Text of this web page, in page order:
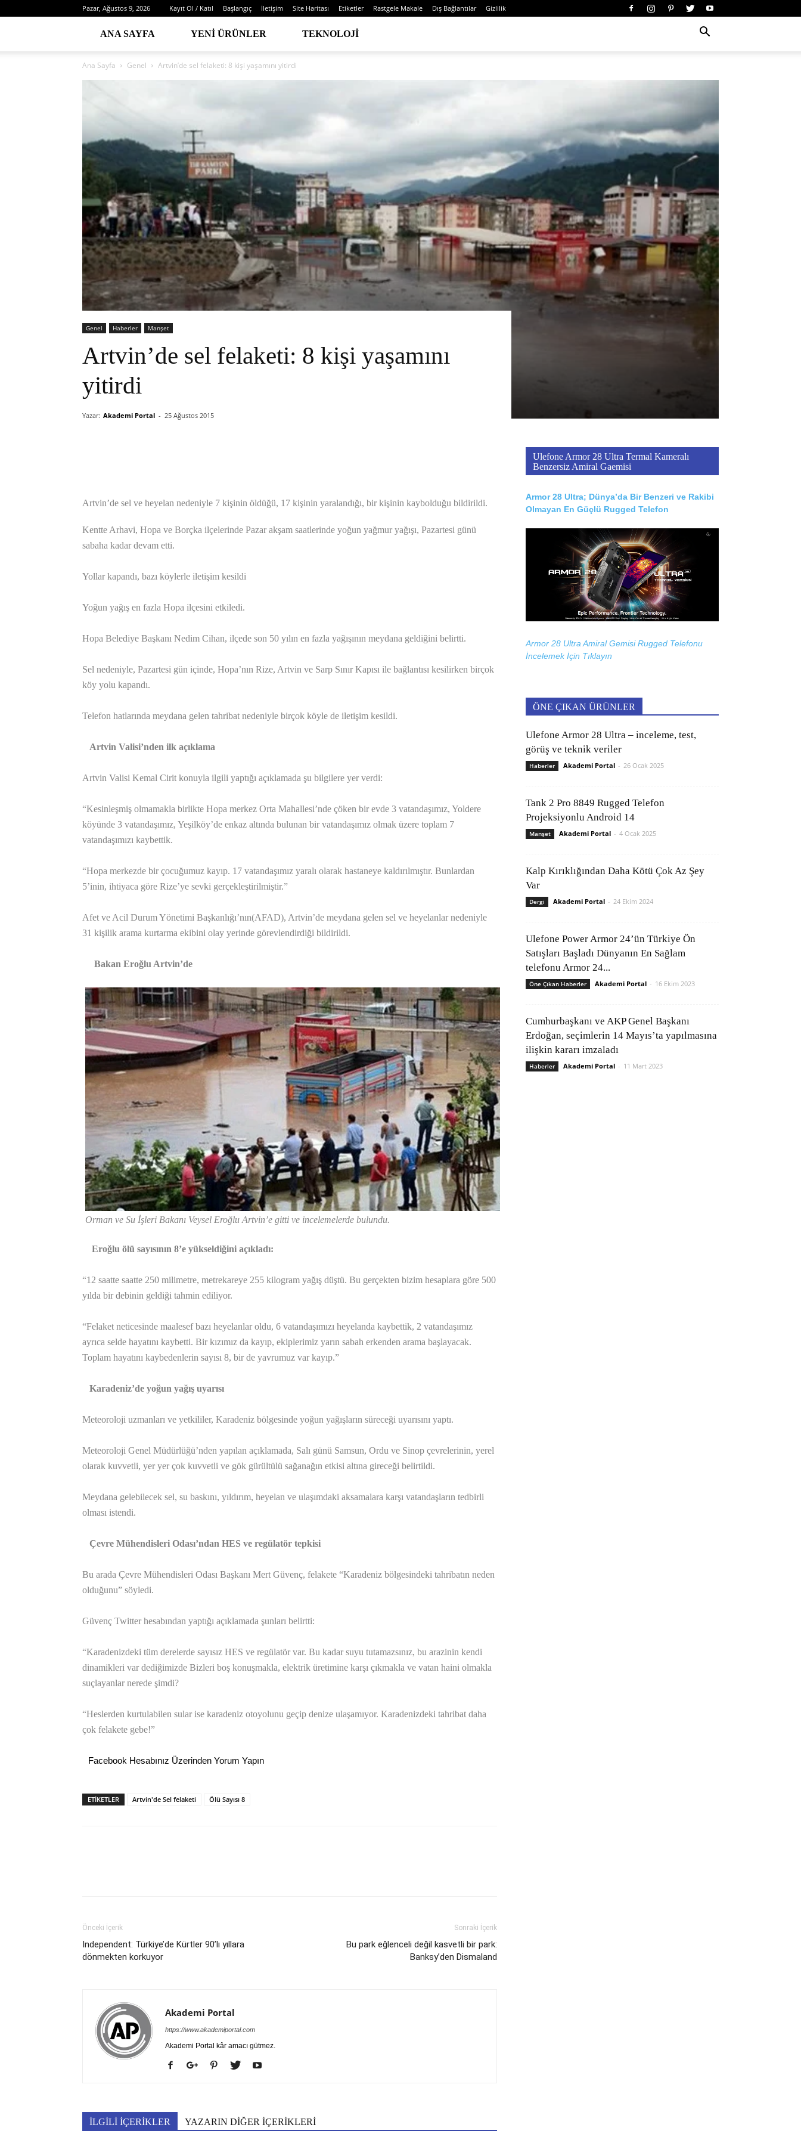
Pazar, Ağustos 9, 2026 Kayıt Ol / Katıl Başlangıç İletişim Site Haritası Etiketler Rastgele Makale Dış Bağlantılar Gizlilik
ANA SAYFA YENI ÜRÜNLER TEKNOLOJI
Ana Sayfa Genel Artvin’de sel felaketi: 8 kişi yaşamını yitirdi
Genel Haberler Manşet
Artvin’de sel felaketi: 8 kişi yaşamını
yitirdi
Yazar: Akademi Portal - 25 Ağustos 2015
Artvin’de sel ve heyelan nedeniyle 7 kişinin öldüğü, 17 kişinin yaralandığı, bir kişinin kaybolduğu bildirildi.
Kentte Arhavi, Hopa ve Borçka ilçelerinde Pazar akşam saatlerinde yoğun yağmur yağışı, Pazartesi günü
sabaha kadar devam etti.
Yollar kapandı, bazı köylerle iletişim kesildi
Yoğun yağış en fazla Hopa ilçesini etkiledi.
Hopa Belediye Başkanı Nedim Cihan, ilçede son 50 yılın en fazla yağışının meydana geldiğini belirtti.
Sel nedeniyle, Pazartesi gün içinde, Hopa’nın Rize, Artvin ve Sarp Sınır Kapısı ile bağlantısı kesilirken birçok
köy yolu kapandı.
Telefon hatlarında meydana gelen tahribat nedeniyle birçok köyle de iletişim kesildi.
Artvin Valisi’nden ilk açıklama
Artvin Valisi Kemal Cirit konuyla ilgili yaptığı açıklamada şu bilgilere yer verdi:
“Kesinleşmiş olmamakla birlikte Hopa merkez Orta Mahallesi’nde çöken bir evde 3 vatandaşımız, Yoldere
köyünde 3 vatandaşımız, Yeşilköy’de enkaz altında bulunan bir vatandaşımız olmak üzere toplam 7
vatandaşımızı kaybettik.
“Hopa merkezde bir çocuğumuz kayıp. 17 vatandaşımız yaralı olarak hastaneye kaldırılmıştır. Bunlardan
5’inin, ihtiyaca göre Rize’ye sevki gerçekleştirilmiştir.”
Afet ve Acil Durum Yönetimi Başkanlığı’nın(AFAD), Artvin’de meydana gelen sel ve heyelanlar nedeniyle
31 kişilik arama kurtarma ekibini olay yerinde görevlendirdiği bildirildi.
Bakan Eroğlu Artvin’de
Orman ve Su İşleri Bakanı Veysel Eroğlu Artvin’e gitti ve incelemelerde bulundu.
Eroğlu ölü sayısının 8’e yükseldiğini açıkladı:
“12 saatte saatte 250 milimetre, metrekareye 255 kilogram yağış düştü. Bu gerçekten bizim hesaplara göre 500
yılda bir debinin geldiği tahmin ediliyor.
“Felaket neticesinde maalesef bazı heyelanlar oldu, 6 vatandaşımızı heyelanda kaybettik, 2 vatandaşımız
ayrıca selde hayatını kaybetti. Bir kızımız da kayıp, ekiplerimiz yarın sabah erkenden arama başlayacak.
Toplam hayatını kaybedenlerin sayısı 8, bir de yavrumuz var kayıp.”
Karadeniz’de yoğun yağış uyarısı
Meteoroloji uzmanları ve yetkililer, Karadeniz bölgesinde yoğun yağışların süreceği uyarısını yaptı.
Meteoroloji Genel Müdürlüğü’nden yapılan açıklamada, Salı günü Samsun, Ordu ve Sinop çevrelerinin, yerel
olarak kuvvetli, yer yer çok kuvvetli ve gök gürültülü sağanağın etkisi altına gireceği belirtildi.
Meydana gelebilecek sel, su baskını, yıldırım, heyelan ve ulaşımdaki aksamalara karşı vatandaşların tedbirli
olması istendi.
Çevre Mühendisleri Odası’ndan HES ve regülatör tepkisi
Bu arada Çevre Mühendisleri Odası Başkanı Mert Güvenç, felakete “Karadeniz bölgesindeki tahribatın neden
olduğunu” söyledi.
Güvenç Twitter hesabından yaptığı açıklamada şunları belirtti:
“Karadenizdeki tüm derelerde sayısız HES ve regülatör var. Bu kadar suyu tutamazsınız, bu arazinin kendi
dinamikleri var dediğimizde Bizleri boş konuşmakla, elektrik üretimine karşı çıkmakla ve vatan haini olmakla
suçlayanlar nerede şimdi?
“Heslerden kurtulabilen sular ise karadeniz otoyolunu geçip denize ulaşamıyor. Karadenizdeki tahribat daha
çok felakete gebe!”
Facebook Hesabınız Üzerinden Yorum Yapın
ETİKETLER Artvin'de Sel felaketi Ölü Sayısı 8
Önceki İçerik
Independent: Türkiye’de Kürtler 90’lı yıllara
dönmekten korkuyor
Sonraki İçerik
Bu park eğlenceli değil kasvetli bir park:
Banksy’den Dismaland
Akademi Portal
https://www.akademiportal.com
Akademi Portal kâr amacı gütmez.
İLGİLİ İÇERİKLER YAZARIN DİĞER İÇERİKLERİ
Ulefone Armor 28 Ultra Termal Kameralı
Benzersiz Amiral Gaemisi
Armor 28 Ultra; Dünya’da Bir Benzeri ve Rakibi
Olmayan En Güçlü Rugged Telefon
Armor 28 Ultra Amiral Gemisi Rugged Telefonu
İncelemek İçin Tıklayın
ÖNE ÇIKAN ÜRÜNLER
Ulefone Armor 28 Ultra – inceleme, test,
görüş ve teknik veriler
Haberler Akademi Portal - 26 Ocak 2025
Tank 2 Pro 8849 Rugged Telefon
Projeksiyonlu Android 14
Manşet Akademi Portal - 4 Ocak 2025
Kalp Kırıklığından Daha Kötü Çok Az Şey
Var
Dergi Akademi Portal - 24 Ekim 2024
Ulefone Power Armor 24’ün Türkiye Ön
Satışları Başladı Dünyanın En Sağlam
telefonu Armor 24...
Öne Çıkan Haberler Akademi Portal - 16 Ekim 2023
Cumhurbaşkanı ve AKP Genel Başkanı
Erdoğan, seçimlerin 14 Mayıs’ta yapılmasına
ilişkin kararı imzaladı
Haberler Akademi Portal - 11 Mart 2023